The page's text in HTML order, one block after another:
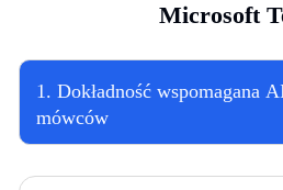
Microsoft
1. Dokładność wspomagana
mówców